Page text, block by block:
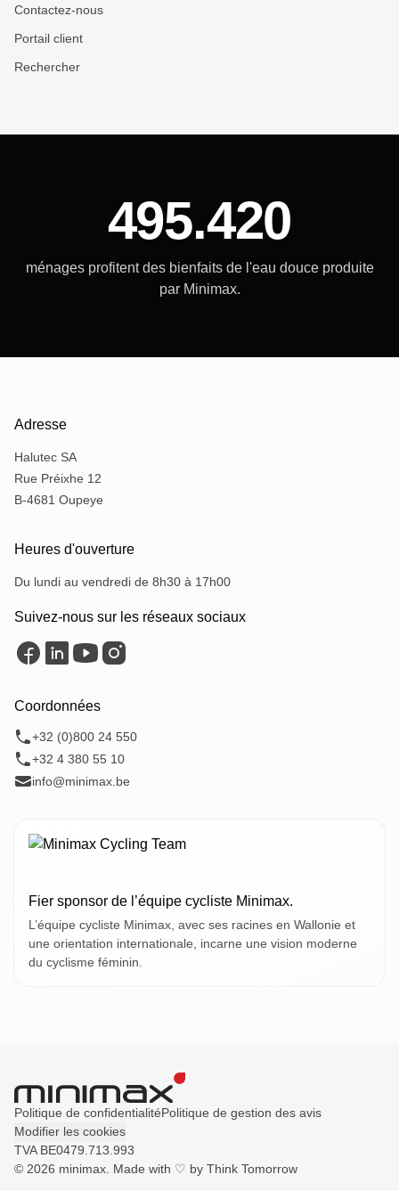
Contactez-nous
Portail client
Rechercher
495.420
ménages profitent des bienfaits de l'eau douce produite
par Minimax.
Adresse
Halutec SA
Rue Préixhe 12
B-4681 Oupeye
Heures d'ouverture
Du lundi au vendredi de 8h30 à 17h00
Suivez-nous sur les réseaux sociaux
Coordonnées
+32 (0)800 24 550
+32 4 380 55 10
info@minimax.be
Fier sponsor de l’équipe cycliste Minimax.
L’équipe cycliste Minimax, avec ses racines en Wallonie et
une orientation internationale, incarne une vision moderne
du cyclisme féminin.
Politique de confidentialitéPolitique de gestion des avis
Modifier les cookies
TVA BE0479.713.993
© 2026 minimax. Made with ♡ by Think Tomorrow